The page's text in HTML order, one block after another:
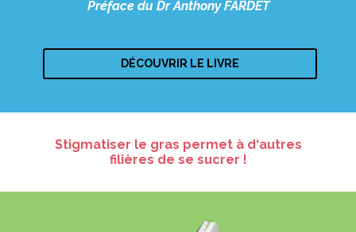
Préface du Dr Anthony FARDET
DÉCOUVRIR LE LIVRE
Stigmatiser le gras permet à d‘autres
filières de se sucrer !